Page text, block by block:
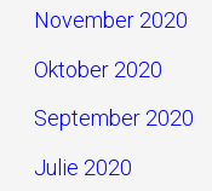
November 2020
Oktober 2020
September 2020
Julie 2020